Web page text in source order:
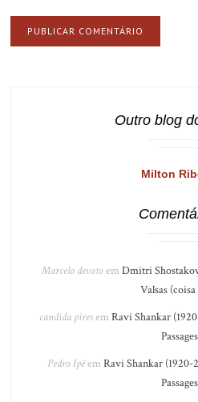
Outro blog
Milton
Marcelo devotoem Dmitri
Valsas
candida piresem Ravi Shankar
Passages
Pedro Ipêem Ravi Shankar (1920-
Passages